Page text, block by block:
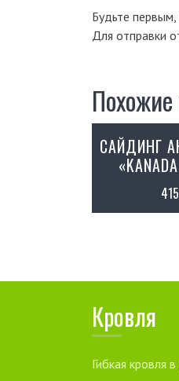
Будьте
Для отправки
САЙДИНГ
Кровля
Гибкая кровля